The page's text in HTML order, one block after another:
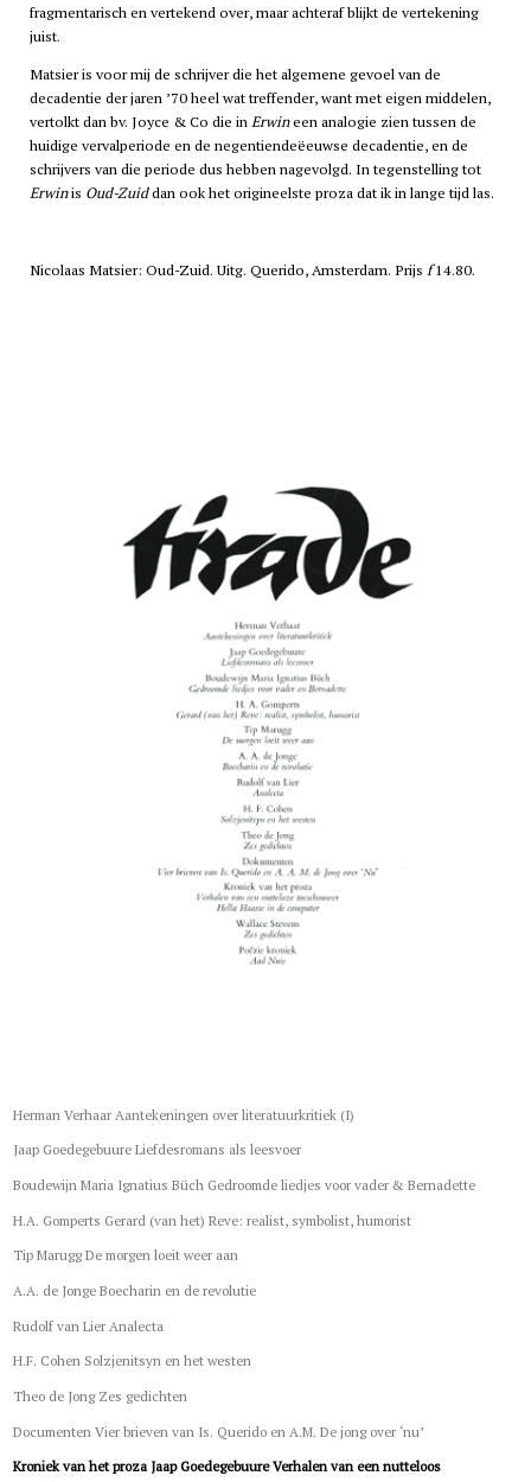
fragmentarisch en vertekend over, maar achteraf blijkt de vertekening
juist.
Matsier is voor mij de schrijver die het algemene gevoel van de
decadentie der jaren ’70 heel wat treffender, want met eigen middelen,
vertolkt dan bv. Joyce & Co die inErwineen analogie zien tussen de
huidige vervalperiode en de negentiendeëeuwse decadentie, en de
schrijvers van die periode dus hebben nagevolgd. In tegenstelling tot
Erwinis Oud-Zuiddan ook het origineelste proza dat ik in lange tijd las.
Nicolaas Matsier: Oud-Zuid. Uitg. Querido, Amsterdam. Prijs f14.80.
Herman Verhaar Aantekeningen over literatuurkritiek (I)
Jaap Goedegebuure Liefdesromans als leesvoer
Boudewijn Maria Ignatius Büch Gedroomde liedjes voor vader & Bernadette
H.A. Gomperts Gerard (van het) Reve: realist, symbolist, humorist
Tip Marugg De morgen loeit weer aan
A.A. de Jonge Boecharin en de revolutie
Rudolf van Lier Analecta
H.F. Cohen Solzjenitsyn en het westen
Theo de Jong Zes gedichten
Documenten Vier brieven van Is. Querido en A.M. De jong over ‘nu’
Kroniek van het proza Jaap Goedegebuure Verhalen van een nutteloos